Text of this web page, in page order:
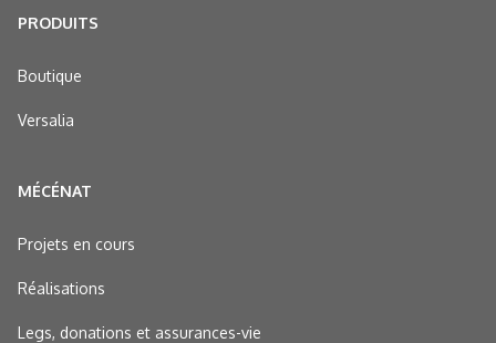
PRODUITS
Boutique
Versalia
MÉCÉNAT
Projets en cours
Réalisations
Legs, donations et assurances-vie